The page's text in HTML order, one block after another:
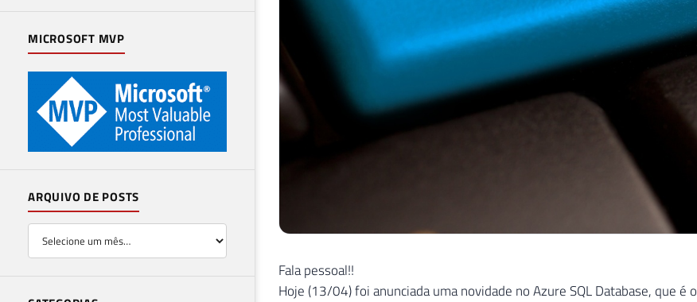
MICROSOFT MVP
ARQUIVO DE POSTS
Fala pessoal!!
Hoje (13/04) foi anunciada uma novidade no Azure SQL Database, que é o